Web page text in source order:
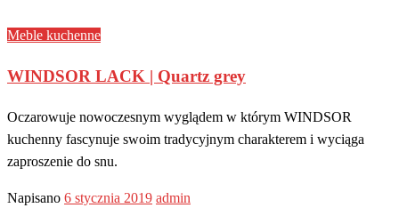
Meble kuchenne
WINDSOR LACK | Quartz grey
Oczarowuje nowoczesnym wyglądem w którym WINDSOR
kuchenny fascynuje swoim tradycyjnym charakterem i wyciąga
zaproszenie do snu.
Napisano 6 stycznia 2019 admin